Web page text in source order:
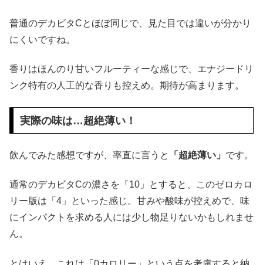
普通のデカビタCとほぼ同じで、見た目では違いが分かり
にくいですね。
香りはほんのり甘いフルーティーな感じで、エナジードリ
ンク特有の人工的な香りも控えめ。期待が高まります。
実際の味は…超絶薄い！
飲んでみた感想ですが、率直に言うと 「超絶薄い」 です。
通常のデカビタCの濃さを「10」とすると、このゼロカロ
リー版は「4」といった感じ。甘みや酸味が控えめで、味
にインパクトを求める人には少し物足りないかもしれませ
ん。